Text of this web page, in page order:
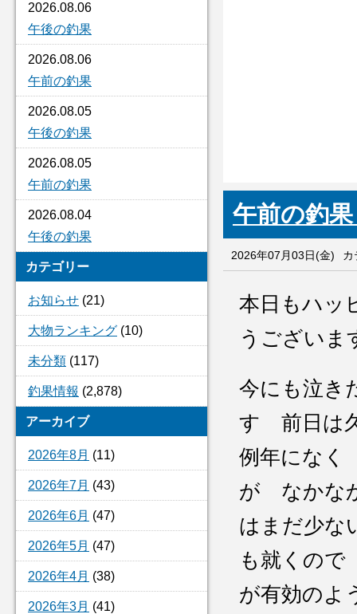
2026.08.06
午後の釣果
2026.08.06
午前の釣果
2026.08.05
午後の釣果
2026.08.05
午前の釣果
2026.08.04
午後の釣果
カテゴリー
お知らせ (21)
大物ランキング (10)
未分類 (117)
釣果情報 (2,878)
アーカイブ
2026年8月 (11)
2026年7月 (43)
2026年6月 (47)
2026年5月 (47)
2026年4月 (38)
2026年3月 (41)
午前の
2026年07月03日(金) カ
本日もハッ
うございま
今にも泣き
す 前日は
例年にな
が なかな
はまだ少
も就くの
が有効のよ